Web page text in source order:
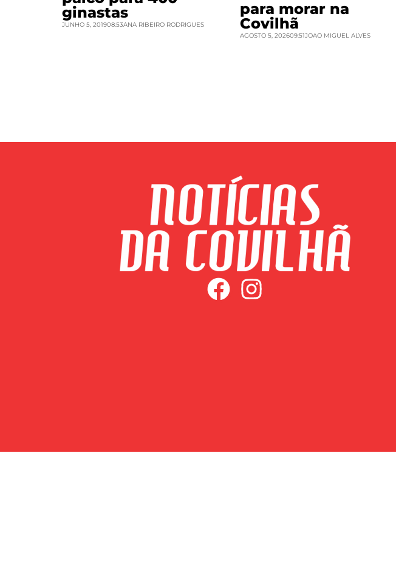
ginastas
JUNHO 5, 201908:53ANA RIBEIRO RODRIGUES
para morar na
Covilhã
AGOSTO 5, 202609:51JOAO MIGUEL ALVES